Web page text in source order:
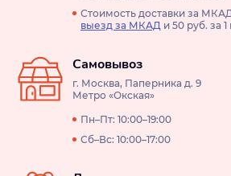
Стоимость доставки за
выезд за МКАД и 50 руб. за 1
Самовывоз
г. Москва, Паперника д. 9
Метро «Окская»
Пн–Пт: 10:00–19:00
Сб–Вс: 10:00–17:00